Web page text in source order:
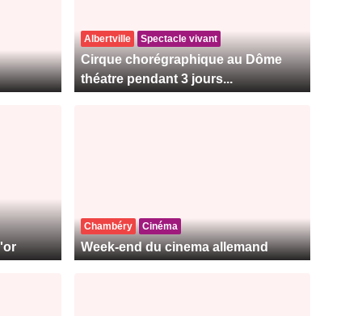
Albertville Spectacle vivant
Cirque chorégraphique au Dôme
théatre pendant 3 jours...
Chambéry Cinéma
Week-end du cinema allemand